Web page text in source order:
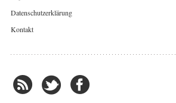
Datenschutzerklärung
Kontakt